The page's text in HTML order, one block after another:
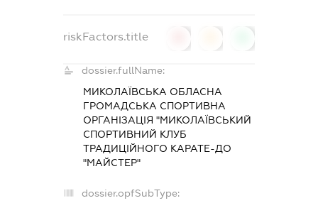
riskFactors.title
dossier.fullName:
МИКОЛАЇВСЬКА ОБЛАСНА
ГРОМАДСЬКА СПОРТИВНА
ОРГАНІЗАЦІЯ "МИКОЛАЇВСЬКИЙ
СПОРТИВНИЙ КЛУБ
ТРАДИЦІЙНОГО КАРАТЕ-ДО
"МАЙСТЕР"
dossier.opfSubType: